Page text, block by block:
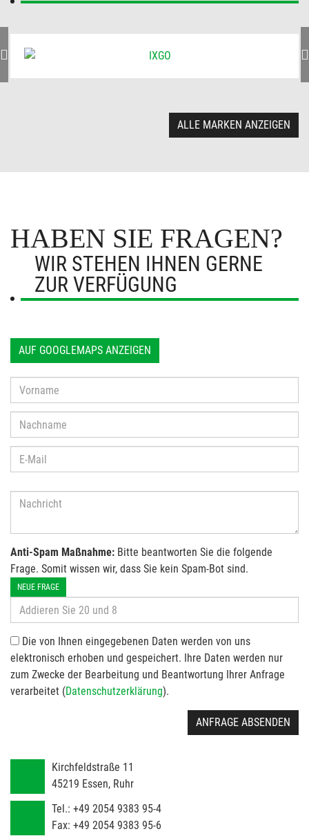
ALLE MARKEN ANZEIGEN
HABEN SIE FRAGEN?
WIR STEHEN IHNEN GERNE
ZUR VERFÜGUNG
AUF GOOGLEMAPS ANZEIGEN
Anti-Spam Maßnahme: Bitte beantworten Sie die folgende
Frage. Somit wissen wir, dass Sie kein Spam-Bot sind.
NEUE FRAGE
Die von Ihnen eingegebenen Daten werden von uns
elektronisch erhoben und gespeichert. Ihre Daten werden nur
zum Zwecke der Bearbeitung und Beantwortung Ihrer Anfrage
verarbeitet (Datenschutzerklärung).
ANFRAGE ABSENDEN
Kirchfeldstraße 11
45219 Essen, Ruhr
Tel.: +49 2054 9383 95-4
Fax: +49 2054 9383 95-6